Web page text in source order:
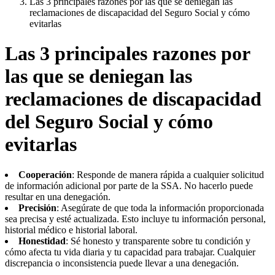
reclamaciones de discapacidad del Seguro Social y cómo
evitarlas
Las 3 principales razones por
las que se deniegan las
reclamaciones de discapacidad
del Seguro Social y cómo
evitarlas
Cooperación: Responde de manera rápida a cualquier solicitud
de información adicional por parte de la SSA. No hacerlo puede
resultar en una denegación.
Precisión: Asegúrate de que toda la información proporcionada
sea precisa y esté actualizada. Esto incluye tu información personal,
historial médico e historial laboral.
Honestidad: Sé honesto y transparente sobre tu condición y
cómo afecta tu vida diaria y tu capacidad para trabajar. Cualquier
discrepancia o inconsistencia puede llevar a una denegación.